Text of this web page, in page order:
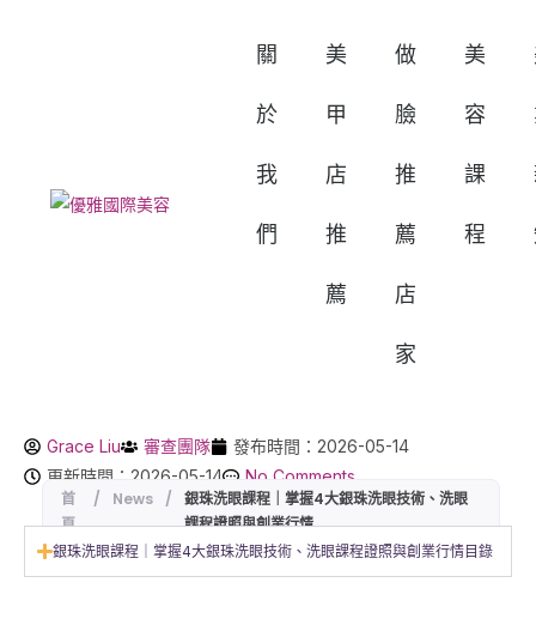
關
於
我
們
美
甲
店
推
薦
做
臉
推
薦
店
家
美
容
課
程
Grace Liu 審查團隊
發布時間：2026-05-14
更新時間：2026-05-14
No Comments
首
頁
/ News /
銀珠洗眼課程｜掌握4大銀珠洗眼技術、洗眼
課程證照與創業行情
銀珠洗眼課程｜掌握4大銀珠洗眼技術、洗眼課程證照與創業行情目錄